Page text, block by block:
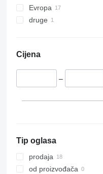
Evropa
Estonija
druge
Cijena
–
Tip oglasa
prodaja
od proizvođača